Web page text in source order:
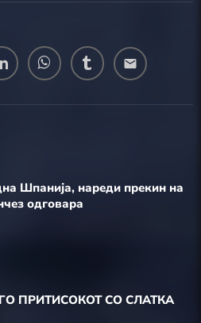
email
Шпанија, нареди прекин на
одговара
ПРИТИСОКОТ СО СЛАТКА